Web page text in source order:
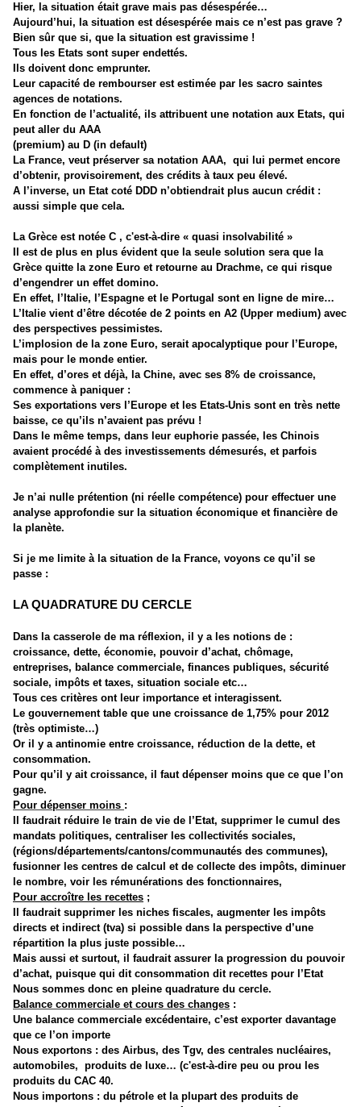
Hier, la situation était grave mais pas désespérée…
Aujourd’hui, la situation est désespérée mais ce n’est pas grave ?
Bien sûr que si, que la situation est gravissime !
Tous les Etats sont super endettés.
Ils doivent donc emprunter.
Leur capacité de rembourser est estimée par les sacro saintes
agences de notations.
En fonction de l’actualité, ils attribuent une notation aux Etats, qui
peut aller du AAA
(premium) au D (in default)
La France, veut préserver sa notation AAA, qui lui permet encore
d’obtenir, provisoirement, des crédits à taux peu élevé.
A l’inverse, un Etat coté DDD n’obtiendrait plus aucun crédit :
aussi simple que cela.
La Grèce est notée C , c'est-à-dire « quasi insolvabilité »
Il est de plus en plus évident que la seule solution sera que la
Grèce quitte la zone Euro et retourne au Drachme, ce qui risque
d’engendrer un effet domino.
En effet, l’Italie, l’Espagne et le Portugal sont en ligne de mire…
L’Italie vient d’être décotée de 2 points en A2 (Upper medium) avec
des perspectives pessimistes.
L’implosion de la zone Euro, serait apocalyptique pour l’Europe,
mais pour le monde entier.
En effet, d’ores et déjà, la Chine, avec ses 8% de croissance,
commence à paniquer :
Ses exportations vers l’Europe et les Etats-Unis sont en très nette
baisse, ce qu’ils n’avaient pas prévu !
Dans le même temps, dans leur euphorie passée, les Chinois
avaient procédé à des investissements démesurés, et parfois
complètement inutiles.
Je n’ai nulle prétention (ni réelle compétence) pour effectuer une
analyse approfondie sur la situation économique et financière de
la planète.
Si je me limite à la situation de la France, voyons ce qu’il se
passe :
LA QUADRATURE DU CERCLE
Dans la casserole de ma réflexion, il y a les notions de :
croissance, dette, économie, pouvoir d’achat, chômage,
entreprises, balance commerciale, finances publiques, sécurité
sociale, impôts et taxes, situation sociale etc…
Tous ces critères ont leur importance et interagissent.
Le gouvernement table que une croissance de 1,75% pour 2012
(très optimiste…)
Or il y a antinomie entre croissance, réduction de la dette, et
consommation.
Pour qu’il y ait croissance, il faut dépenser moins que ce que l’on
gagne.
Pour dépenser moins :
Il faudrait réduire le train de vie de l’Etat, supprimer le cumul des
mandats politiques, centraliser les collectivités sociales,
(régions/départements/cantons/communautés des communes),
fusionner les centres de calcul et de collecte des impôts, diminuer
le nombre, voir les rémunérations des fonctionnaires,
Pour accroître les recettes ;
Il faudrait supprimer les niches fiscales, augmenter les impôts
directs et indirect (tva) si possible dans la perspective d’une
répartition la plus juste possible…
Mais aussi et surtout, il faudrait assurer la progression du pouvoir
d’achat, puisque qui dit consommation dit recettes pour l’Etat
Nous sommes donc en pleine quadrature du cercle.
Balance commerciale et cours des changes :
Une balance commerciale excédentaire, c’est exporter davantage
que ce l’on importe
Nous exportons : des Airbus, des Tgv, des centrales nucléaires,
automobiles, produits de luxe… (c'est-à-dire peu ou prou les
produits du CAC 40.
Nous importons : du pétrole et la plupart des produits de